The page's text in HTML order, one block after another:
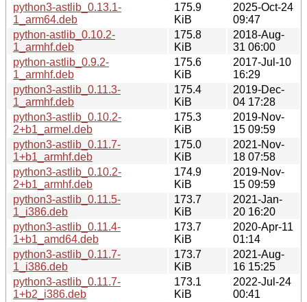
python3-astlib_0.13.1-
1_arm64.deb
175.9
KiB
2025-Oct-24
09:47
python-astlib_0.10.2-
1_armhf.deb
175.8
KiB
2018-Aug-
31 06:00
python-astlib_0.9.2-
1_armhf.deb
175.6
KiB
2017-Jul-10
16:29
python3-astlib_0.11.3-
1_armhf.deb
175.4
KiB
2019-Dec-
04 17:28
python3-astlib_0.10.2-
2+b1_armel.deb
175.3
KiB
2019-Nov-
15 09:59
python3-astlib_0.11.7-
1+b1_armhf.deb
175.0
KiB
2021-Nov-
18 07:58
python3-astlib_0.10.2-
2+b1_armhf.deb
174.9
KiB
2019-Nov-
15 09:59
python3-astlib_0.11.5-
1_i386.deb
173.7
KiB
2021-Jan-
20 16:20
python3-astlib_0.11.4-
1+b1_amd64.deb
173.7
KiB
2020-Apr-11
01:14
python3-astlib_0.11.7-
1_i386.deb
173.7
KiB
2021-Aug-
16 15:25
python3-astlib_0.11.7-
1+b2_i386.deb
173.1
KiB
2022-Jul-24
00:41